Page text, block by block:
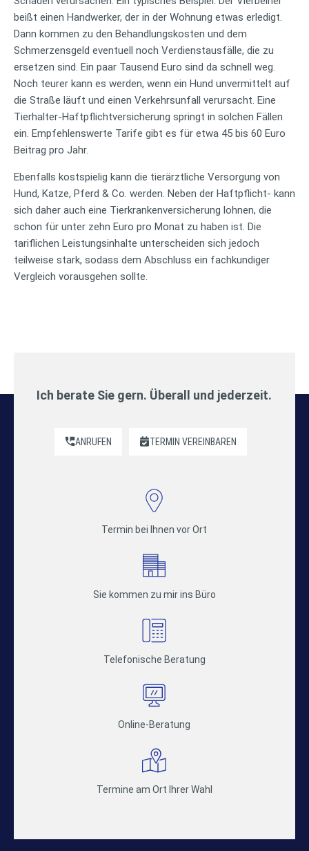
beißt einen Handwerker, der in der Wohnung etwas erledigt.
Dann kommen zu den Behandlungskosten und dem
Schmerzensgeld eventuell noch Verdienstausfälle, die zu
ersetzen sind. Ein paar Tausend Euro sind da schnell weg.
Noch teurer kann es werden, wenn ein Hund unvermittelt auf
die Straße läuft und einen Verkehrsunfall verursacht. Eine
Tierhalter-Haftpflichtversicherung springt in solchen Fällen
ein. Empfehlenswerte Tarife gibt es für etwa 45 bis 60 Euro
Beitrag pro Jahr.
Ebenfalls kostspielig kann die tierärztliche Versorgung von
Hund, Katze, Pferd & Co. werden. Neben der Haftpflicht- kann
sich daher auch eine Tierkrankenversicherung lohnen, die
schon für unter zehn Euro pro Monat zu haben ist. Die
tariflichen Leistungsinhalte unterscheiden sich jedoch
teilweise stark, sodass dem Abschluss ein fachkundiger
Vergleich vorausgehen sollte.
Ich berate Sie gern. Überall und jederzeit.
ANRUFEN TERMIN VEREINBAREN
Termin bei Ihnen vor Ort
Sie kommen zu mir ins Büro
Telefonische Beratung
Online-Beratung
Termine am Ort Ihrer Wahl